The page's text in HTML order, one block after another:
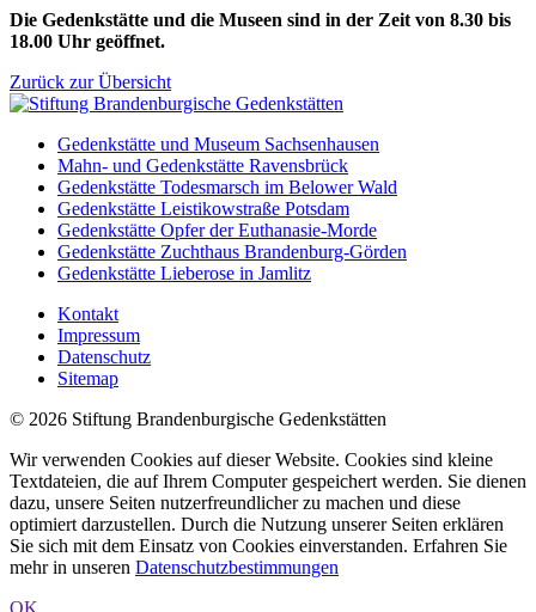
Die Gedenkstätte und die Museen sind in der Zeit von 8.30 bis
18.00 Uhr geöffnet.
Zurück zur Übersicht
Gedenkstätte und Museum Sachsenhausen
Mahn- und Gedenkstätte Ravensbrück
Gedenkstätte Todesmarsch im Belower Wald
Gedenkstätte Leistikowstraße Potsdam
Gedenkstätte Opfer der Euthanasie-Morde
Gedenkstätte Zuchthaus Brandenburg-Görden
Gedenkstätte Lieberose in Jamlitz
Kontakt
Impressum
Datenschutz
Sitemap
© 2026 Stiftung Brandenburgische Gedenkstätten
Wir verwenden Cookies auf dieser Website. Cookies sind kleine
Textdateien, die auf Ihrem Computer gespeichert werden. Sie dienen
dazu, unsere Seiten nutzerfreundlicher zu machen und diese
optimiert darzustellen. Durch die Nutzung unserer Seiten erklären
Sie sich mit dem Einsatz von Cookies einverstanden. Erfahren Sie
mehr in unseren Datenschutzbestimmungen
OK